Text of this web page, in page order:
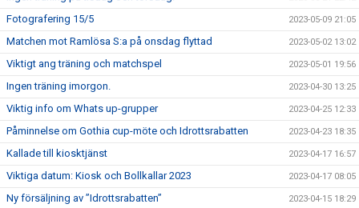
Fotografering 15/5 2023-05-09 21:05
Matchen mot Ramlösa S:a på onsdag flyttad 2023-05-02 13:02
Viktigt ang träning och matchspel 2023-05-01 19:56
Ingen träning imorgon. 2023-04-30 13:25
Viktig info om Whats up-grupper 2023-04-25 12:33
Påminnelse om Gothia cup-möte och Idrottsrabatten 2023-04-23 18:35
Kallade till kiosktjänst 2023-04-17 16:57
Viktiga datum: Kiosk och Bollkallar 2023 2023-04-17 08:05
Ny försäljning av ”Idrottsrabatten” 2023-04-15 18:29